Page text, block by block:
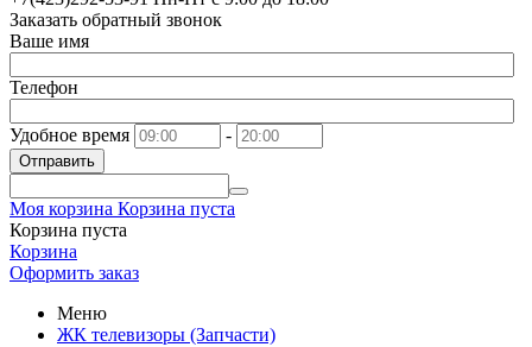
Заказать обратный звонок
Ваше имя
Телефон
Удобное время -
Отправить
Моя корзина Корзина пуста
Корзина пуста
Корзина
Оформить заказ
Меню
ЖК телевизоры (Запчасти)